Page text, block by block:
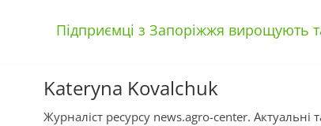
Підприємці з Запоріжжя вирощують
Kateryna Kovalchuk
Журналіст ресурсу news.agro-center. Актуальні